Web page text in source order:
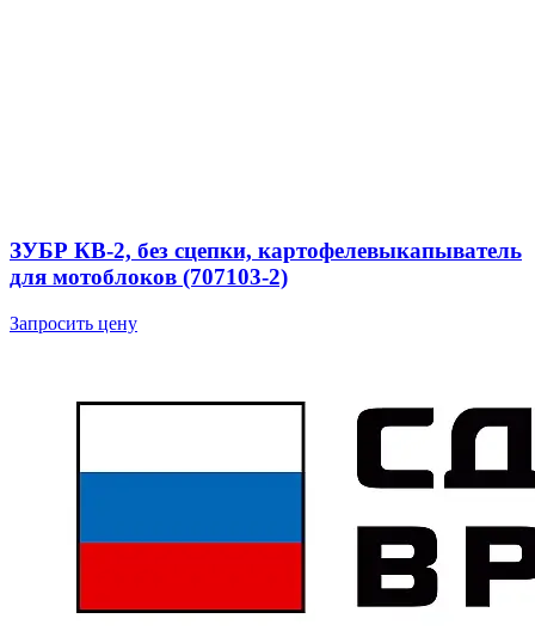
ЗУБР КВ-2, без сцепки, картофелевыкапыватель
для мотоблоков (707103-2)
Запросить цену